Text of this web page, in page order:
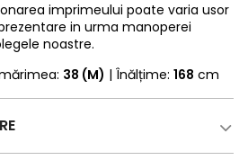
imprimeului poate varia usor
in urma manoperei
noastre.
38 (M) | Înălțime: 168 cm